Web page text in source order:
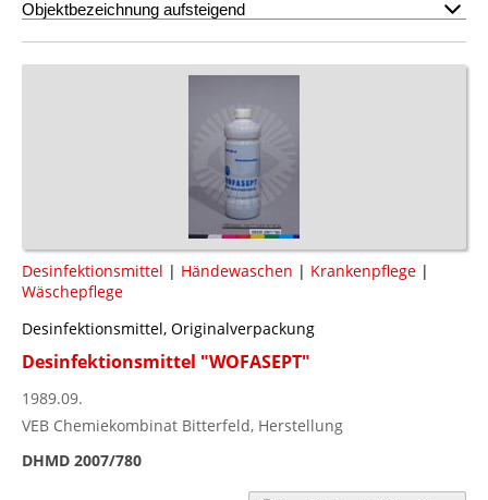
Desinfektionsmittel | Händewaschen | Krankenpflege |
Wäschepflege
Desinfektionsmittel, Originalverpackung
Desinfektionsmittel "WOFASEPT"
1989.09.
VEB Chemiekombinat Bitterfeld, Herstellung
DHMD 2007/780